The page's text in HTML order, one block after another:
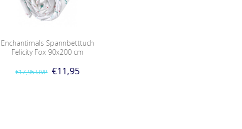
Enchantimals Spannbetttuch
Felicity Fox 90x200 cm
€17,95UVP €11,95